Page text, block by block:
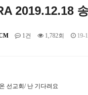
2019.12.18
1건 1,782회 19-
선교회/ 난 기다려요